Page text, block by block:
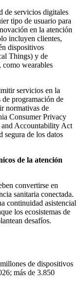
de servicios digitales
tipo de usuario para
en la atención
incluyen clientes,
dispositivos
Things) y de
wearables
servicios en la
de programación de
normativas de
Consumer Privacy
Accountability Act
de los datos
de la atención
convertirse en
sanitaria conectada.
continuidad asistencial
los ecosistemas de
desafíos.
de dispositivos
más de 3.850